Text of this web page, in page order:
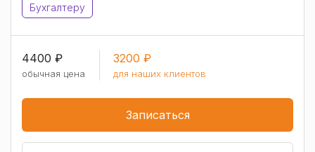
Бухгалтеру
4400 ₽
обычная цена
3200 ₽
для наших клиентов
Записаться